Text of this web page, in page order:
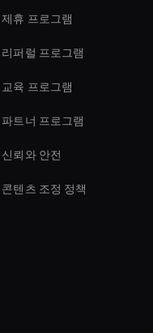
제휴 프로그램
리퍼럴 프로그램
교육 프로그램
파트너 프로그램
신뢰와 안전
콘텐츠 조정 정책